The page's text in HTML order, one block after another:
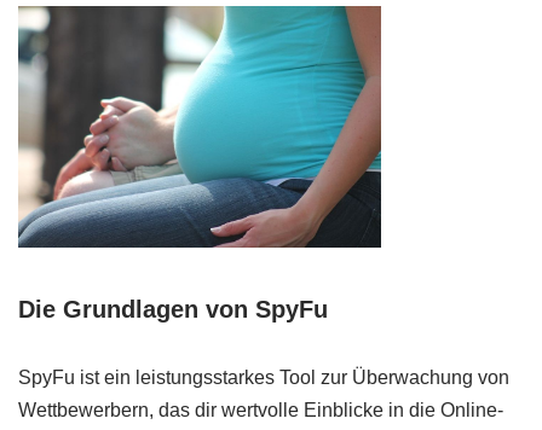
Die Grundlagen von SpyFu
SpyFu ist ein leistungsstarkes Tool zur Überwachung von
Wettbewerbern, das dir wertvolle Einblicke in die Online-